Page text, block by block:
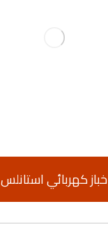
خباز كهربائي استانلس